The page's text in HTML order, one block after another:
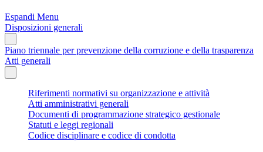
Espandi Menu
Disposizioni generali
Piano triennale per prevenzione della corruzione e della trasparenza
Atti generali
Riferimenti normativi su organizzazione e attività
Atti amministrativi generali
Documenti di programmazione strategico gestionale
Statuti e leggi regionali
Codice disciplinare e codice di condotta